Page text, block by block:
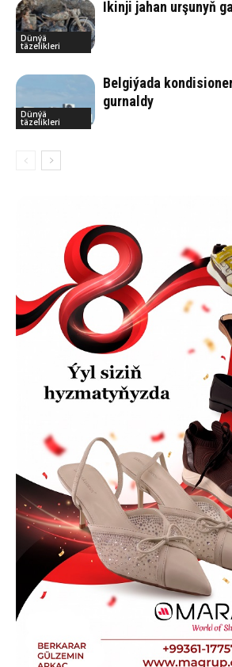
Dünýä
täzelikleri
Ikinji jahan urşunyň
Dünýä
täzelikleri
Belgiýada
gurnaldy